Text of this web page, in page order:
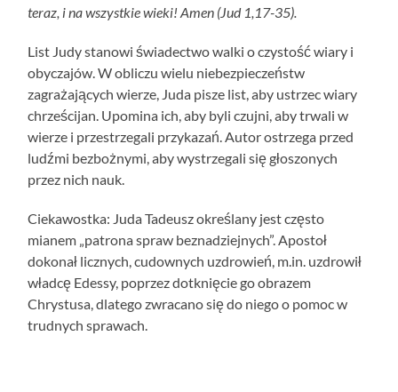
teraz, i na wszystkie wieki! Amen (Jud 1,17-35).
List Judy stanowi świadectwo walki o czystość wiary i
obyczajów. W obliczu wielu niebezpieczeństw
zagrażających wierze, Juda pisze list, aby ustrzec wiary
chrześcijan. Upomina ich, aby byli czujni, aby trwali w
wierze i przestrzegali przykazań. Autor ostrzega przed
ludźmi bezbożnymi, aby wystrzegali się głoszonych
przez nich nauk.
Ciekawostka: Juda Tadeusz określany jest często
mianem „patrona spraw beznadziejnych”. Apostoł
dokonał licznych, cudownych uzdrowień, m.in. uzdrowił
władcę Edessy, poprzez dotknięcie go obrazem
Chrystusa, dlatego zwracano się do niego o pomoc w
trudnych sprawach.